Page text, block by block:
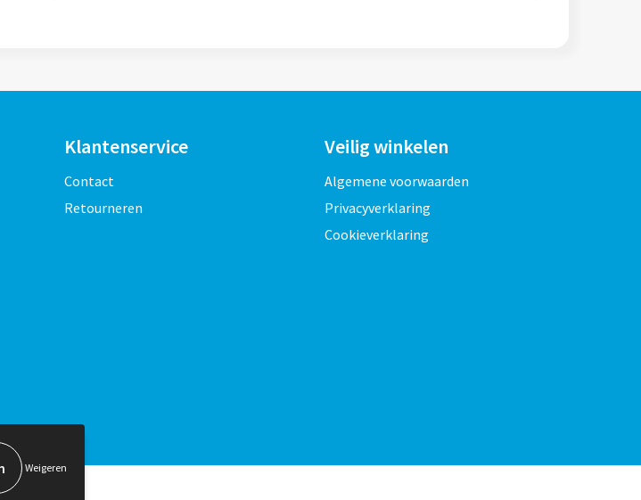
Klantenservice
Contact
Retourneren
Veilig winkelen
Algemene voorwaarden
Privacyverklaring
Cookieverklaring
Weigeren